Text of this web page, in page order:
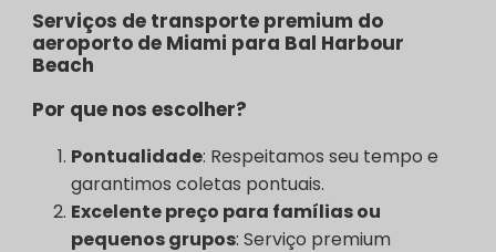
Serviços de transporte premium do
aeroporto de Miami para Bal Harbour
Beach
Por que nos escolher?
Pontualidade: Respeitamos seu tempo e
garantimos coletas pontuais.
Excelente preço para famílias ou
pequenos grupos: Serviço premium